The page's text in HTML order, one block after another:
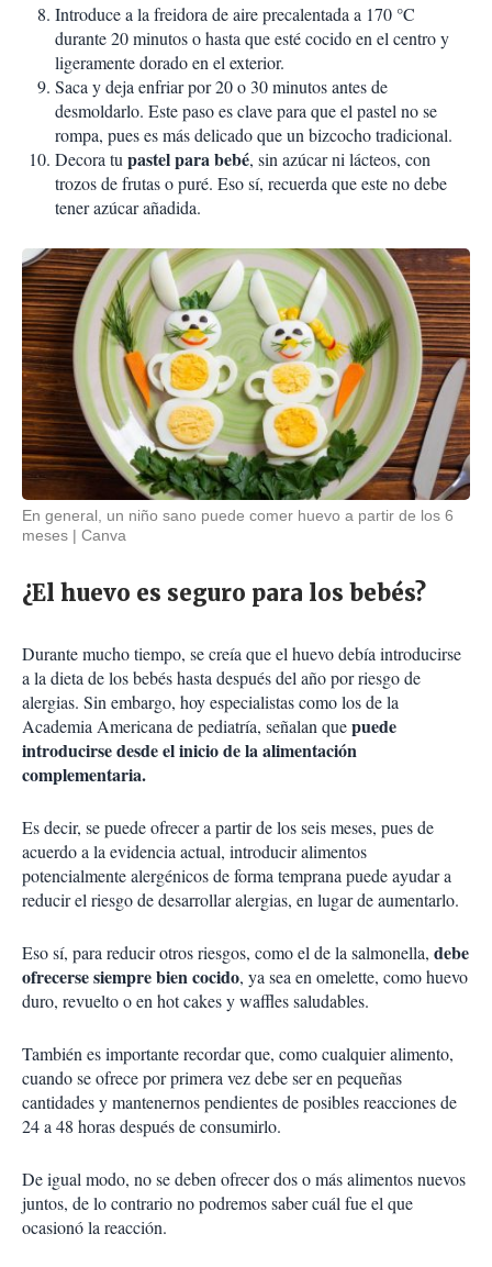
Introduce a la freidora de aire precalentada a 170 °C
durante 20 minutos o hasta que esté cocido en el centro y
ligeramente dorado en el exterior.
Saca y deja enfriar por 20 o 30 minutos antes de
desmoldarlo. Este paso es clave para que el pastel no se
rompa, pues es más delicado que un bizcocho tradicional.
Decora tupastel para bebé, sin azúcar ni lácteos, con
trozos de frutas o puré. Eso sí, recuerda que este no debe
tener azúcar añadida.
En general, un niño sano puede comer huevo a partir de los 6
meses
Canva
¿El huevo es seguro para los bebés?
Durante mucho tiempo, se creía que el huevo debía introducirse
a la dieta de los bebés hasta después del año por riesgo de
alergias. Sin embargo, hoy especialistas como los de la
Academia Americana de pediatría, señalan quepuede
introducirse desde el inicio de la alimentación
complementaria.
Es decir, se puede ofrecer a partir de los seis meses, pues de
acuerdo a la evidencia actual, introducir alimentos
potencialmente alergénicos de forma temprana puede ayudar a
reducir el riesgo de desarrollar alergias, en lugar de aumentarlo.
Eso sí, para reducir otros riesgos, como el de la salmonella, debe
ofrecerse siempre bien cocido, ya sea en omelette, como huevo
duro, revuelto o en hot cakes y waffles saludables.
También es importante recordar que, como cualquier alimento,
cuando se ofrece por primera vez debe ser en pequeñas
cantidades y mantenernos pendientes de posibles reacciones de
24 a 48 horas después de consumirlo.
De igual modo, no se deben ofrecer dos o más alimentos nuevos
juntos, de lo contrario no podremos saber cuál fue el que
ocasionó la reacción.